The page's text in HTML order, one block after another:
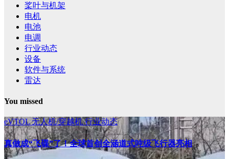
桨叶与机架
电机
电池
电调
行业动态
设备
软件与系统
雷达
You missed
eVTOL无人机/穿越机行业动态
真做成“飞碟”了！全球首创全涵道式吨级飞行器亮相